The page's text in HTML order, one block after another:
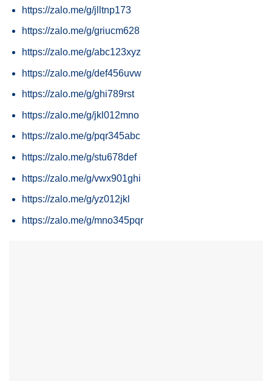
https://zalo.me/g/jlltnp173
https://zalo.me/g/griucm628
https://zalo.me/g/abc123xyz
https://zalo.me/g/def456uvw
https://zalo.me/g/ghi789rst
https://zalo.me/g/jkl012mno
https://zalo.me/g/pqr345abc
https://zalo.me/g/stu678def
https://zalo.me/g/vwx901ghi
https://zalo.me/g/yz012jkl
https://zalo.me/g/mno345pqr